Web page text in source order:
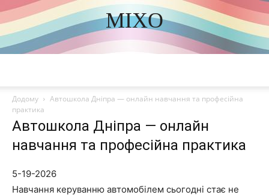
MIXO
DISCOVER THE ART OF PUBLISHING
Додому
Автошкола Дніпра — онлайн навчання та професійна
практика
Автошкола Дніпра — онлайн
навчання та професійна практика
5-19-2026
Навчання керуванню автомобілем сьогодні стає не